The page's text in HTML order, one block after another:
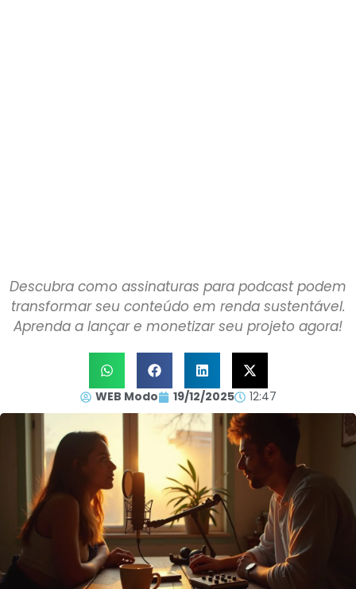
Descubra como assinaturas para podcast podem
transformar seu conteúdo em renda sustentável.
Aprenda a lançar e monetizar seu projeto agora!
WEB Modo 19/12/2025 12:47